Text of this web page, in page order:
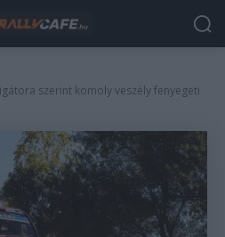
szerint komoly veszély fenyegeti